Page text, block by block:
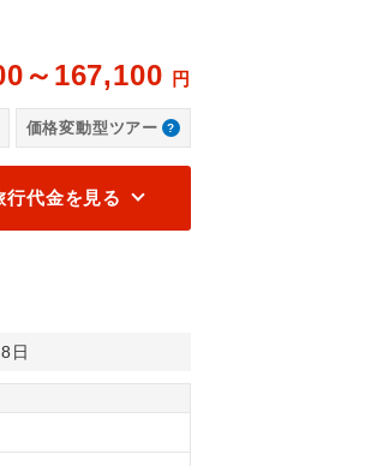
タジオ・ジャパン ロビー/イメージ
～167,100 円
価格変動型ツアー
行代金を見る
日